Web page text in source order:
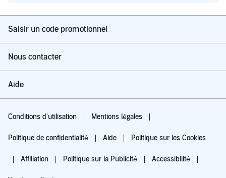
Saisir un code promotionnel
Nous contacter
Aide
Conditions d'utilisation Mentions légales
Politique de confidentialité Aide Politique sur les Cookies
Affiliation Politique sur la Publicité Accessibilité